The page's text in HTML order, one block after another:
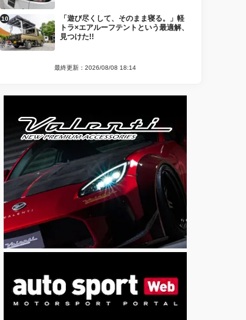
「遊び尽くして、そのまま寝る。」軽
トラ×エアルーフテントという最適解、
見つけた!!
最終更新：2026/08/08 18:14